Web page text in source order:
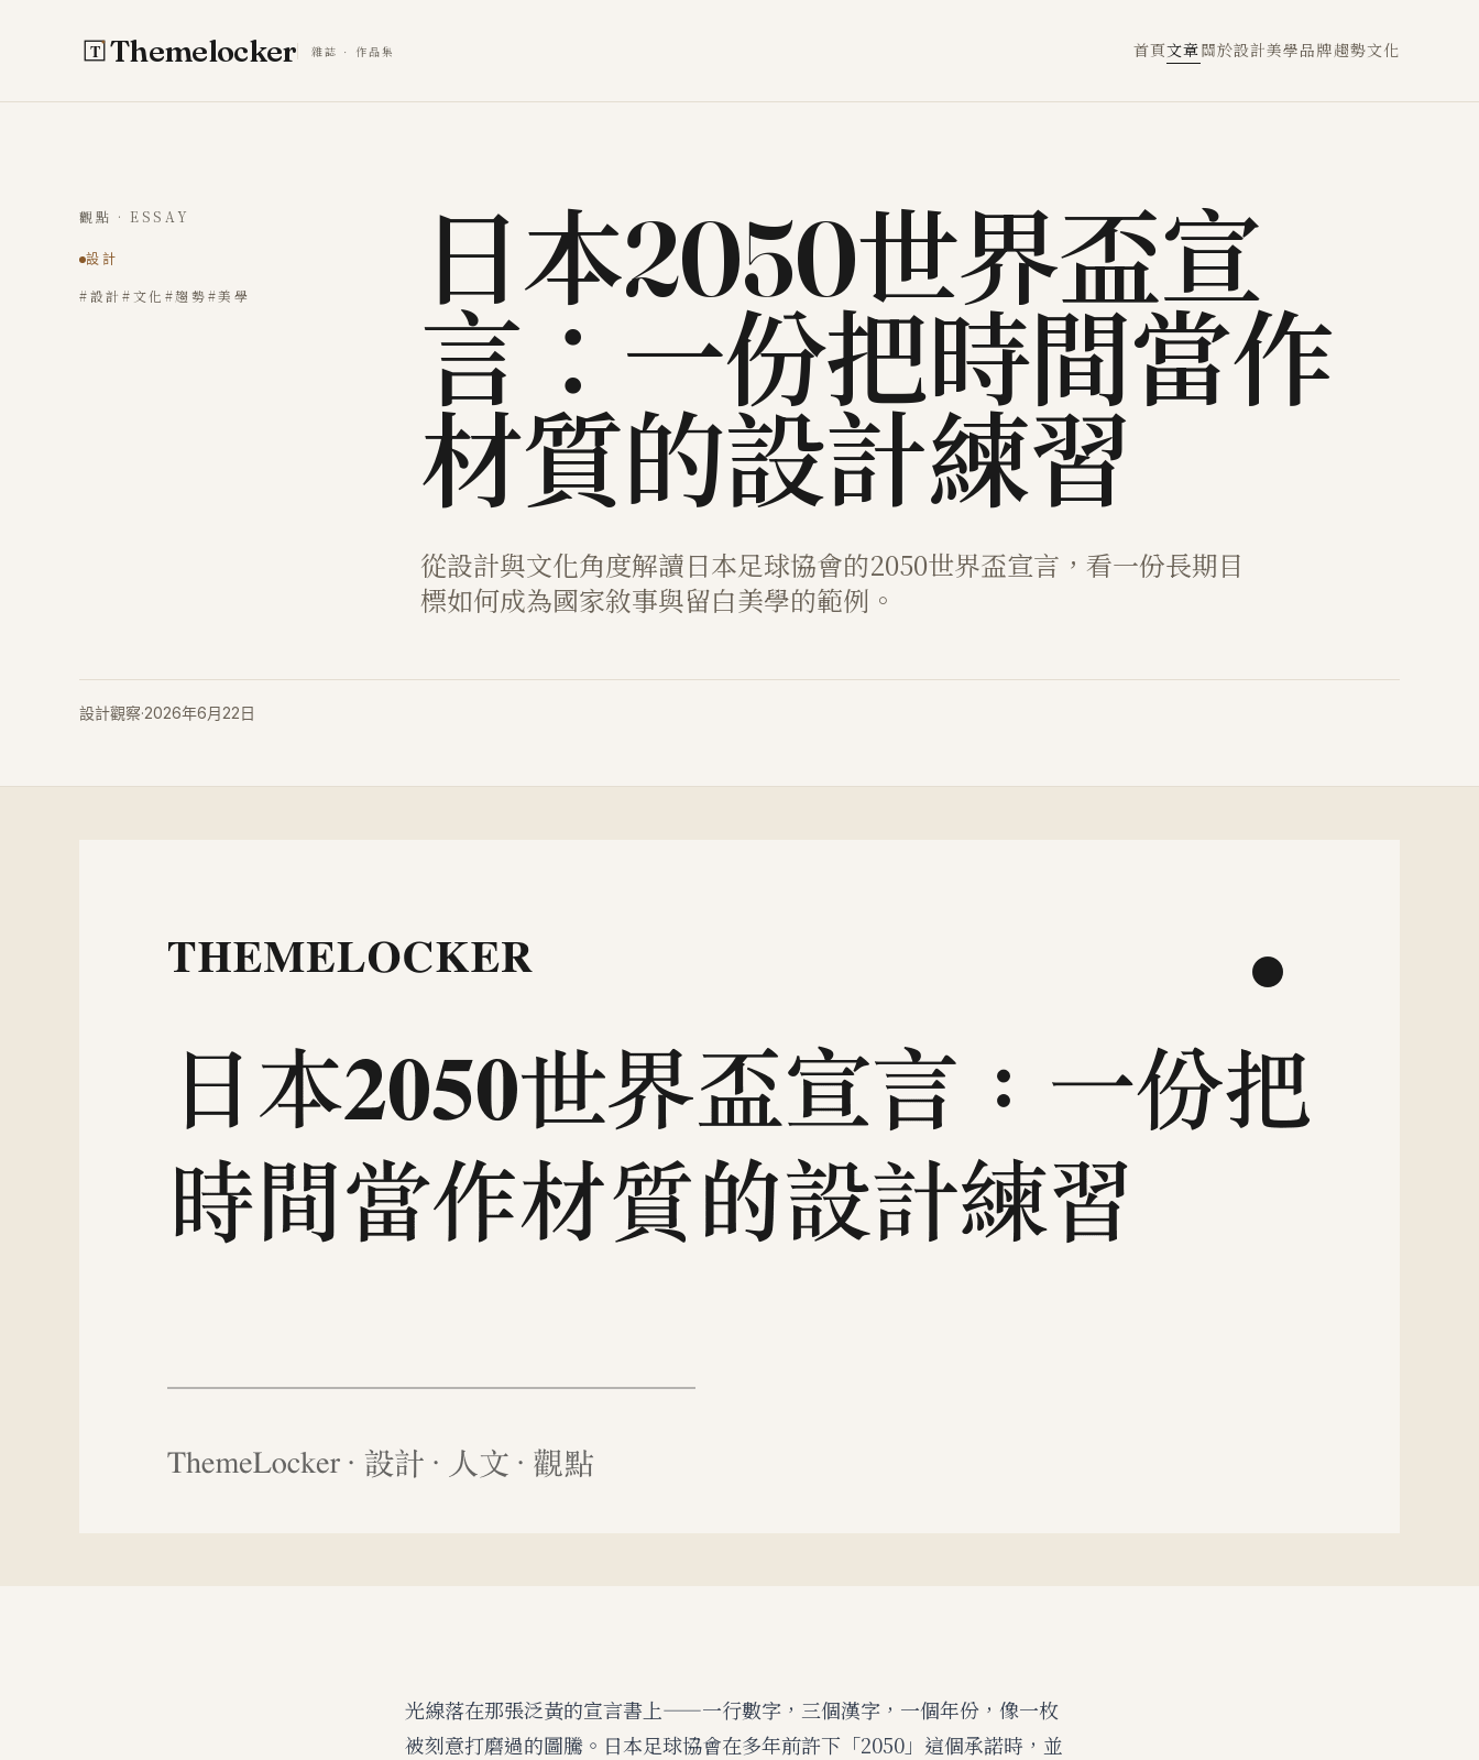
Themelocker 雜誌 · 作品集 首頁文章關於設計美學品牌趨勢文化
觀點 · ESSAY
設計
#設計#文化 #趨勢#美學 日本2050世界盃宣
言：一份把時間當作
材質的設計練習
從設計與文化角度解讀日本足球協會的2050世界盃宣言，看一份長期目
標如何成為國家敘事與留白美學的範例。
設計觀察·2026年6月22日
光線落在那張泛黃的宣言書上——一行數字，三個漢字，一個年份，像一枚
被刻意打磨過的圖騰。日本足球協會在多年前許下「2050」這個承諾時，並